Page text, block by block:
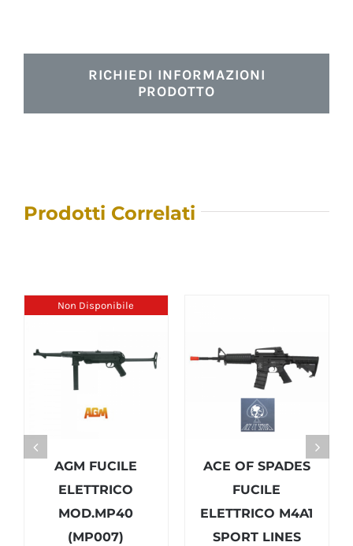
RICHIEDI INFORMAZIONI
PRODOTTO
Prodotti Correlati
Non Disponibile
AGM FUCILE
ELETTRICO
MOD.MP40
(MP007)
ACE OF SPADES
FUCILE
ELETTRICO M4A1
SPORT LINES